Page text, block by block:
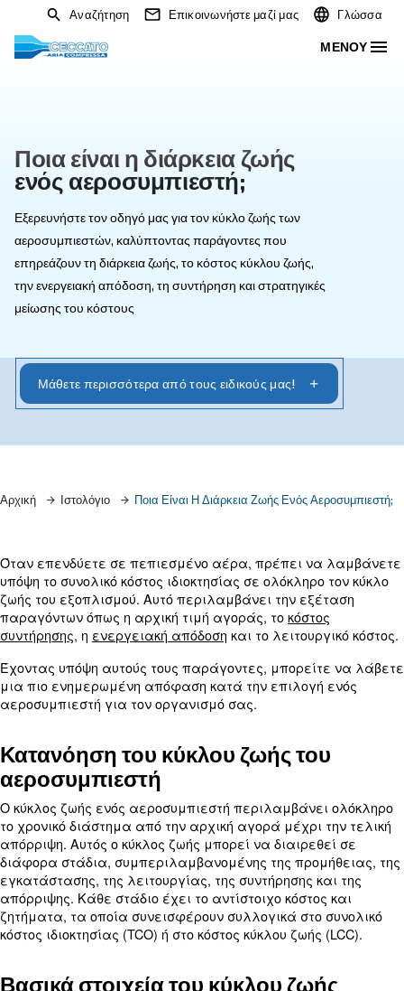
Αναζήτηση Επικοινωνήστε μαζί μας
Ποια είναι η διάρκεια ζωής
ενός αεροσυμπιεστή;
Εξερευνήστε τον οδηγό μας για τον κύκλο ζωής των
αεροσυμπιεστών, καλύπτοντας παράγοντες που
την ενεργειακή απόδοση, τη συντήρηση και
μείωσης του κόστους
Αρχική Ιστολόγιο Ποια Είναι Η Διάρκεια Ζωής Ενός
Όταν επενδύετε σε πεπιεσμένο αέρα, πρέπει
ζωής του εξοπλισμού. Αυτό περιλαμβάνει την
παραγόντων όπως η αρχική τιμή αγοράς, το
συντήρησης, ηενεργειακή απόδοση
Έχοντας υπόψη αυτούς τους παράγοντες,
μια πιο ενημερωμένη απόφαση κατά την
αεροσυμπιεστή για τον οργανισμό σας.
Κατανόηση του κύκλου ζωής
αεροσυμπιεστή